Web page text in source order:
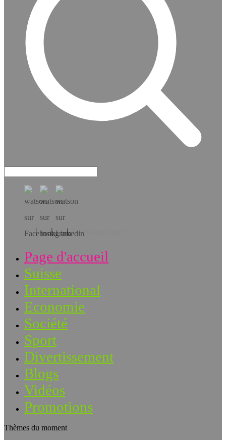
Téléchargez l’app!
Page d'accueil
Suisse
International
Economie
Société
Sport
Divertissement
Blogs
Vidéos
Promotions
Thèmes du moment